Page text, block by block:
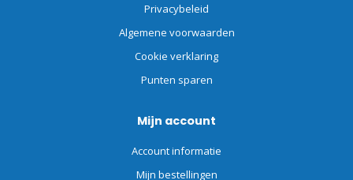
Privacybeleid
Algemene voorwaarden
Cookie verklaring
Punten sparen
Mijn account
Account informatie
Mijn bestellingen